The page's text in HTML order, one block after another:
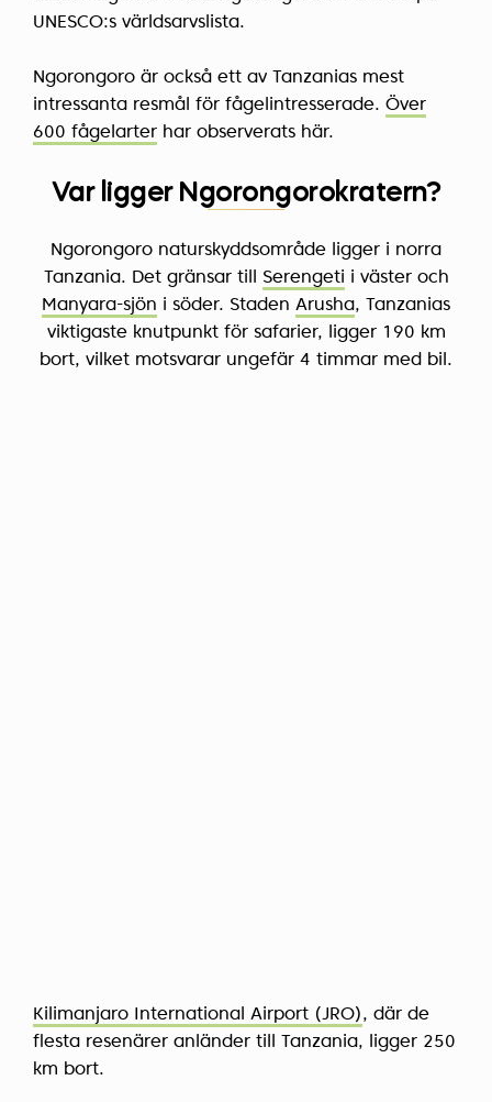
UNESCO:s världsarvslista.
Ngorongoro är också ett av Tanzanias mest
intressanta resmål för fågelintresserade. Över
600 fågelarter har observerats här.
Var ligger Ngorongorokratern?
Ngorongoro naturskyddsområde ligger i norra
Tanzania. Det gränsar till Serengeti i väster och
Manyara-sjön i söder. Staden Arusha, Tanzanias
viktigaste knutpunkt för safarier, ligger 190 km
bort, vilket motsvarar ungefär 4 timmar med bil.
Kilimanjaro International Airport (JRO), där de
flesta resenärer anländer till Tanzania, ligger 250
km bort.